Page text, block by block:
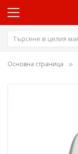
Основна страница